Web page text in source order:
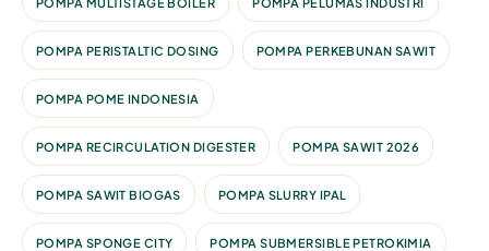
POMPA PERISTALTIC DOSING POMPA PERKEBUNAN SAWIT
POMPA POME INDONESIA
POMPA RECIRCULATION DIGESTER POMPA SAWIT 2026
POMPA SAWIT BIOGAS POMPA SLURRY IPAL
POMPA SPONGE CITY POMPA SUBMERSIBLE PETROKIMIA